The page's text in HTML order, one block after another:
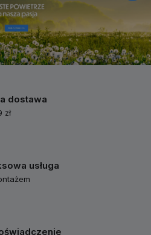
dostawa
zł
usługa